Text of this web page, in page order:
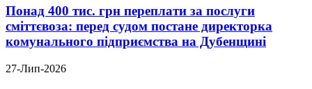
Понад 400 тис. грн переплати за послуги
сміттєвоза: перед судом постане директорка
комунального підприємства на Дубенщині
27-Лип-2026